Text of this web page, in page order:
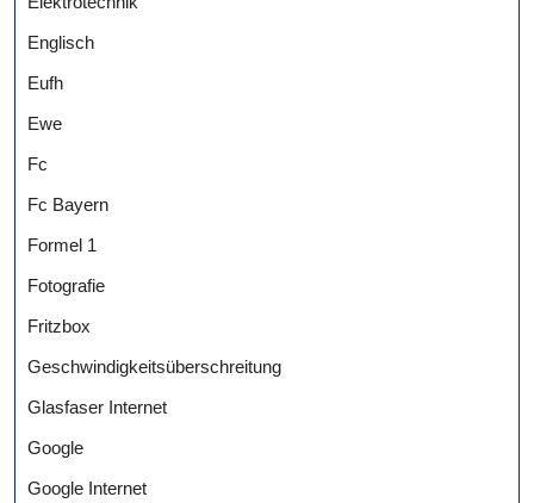
Englisch
Eufh
Ewe
Fc
Fc Bayern
Formel 1
Fotografie
Fritzbox
Geschwindigkeitsüberschreitung
Glasfaser Internet
Google
Google Internet